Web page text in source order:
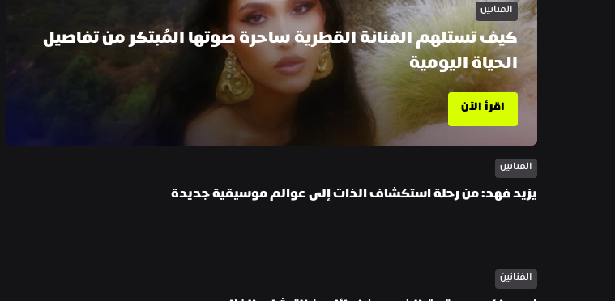
الفنانين
الحياة اليومية
اقرأ الآن
الفنانين
يزيد فهد: من رحلة استكشاف الذات إلى عوالم موسيقية جديدة
الفنانين